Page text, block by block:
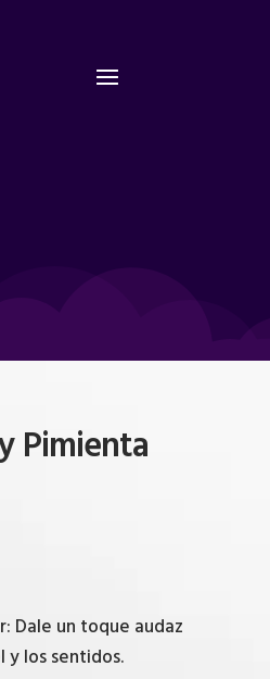
Pimienta
Dale un toque audaz
y los sentidos.